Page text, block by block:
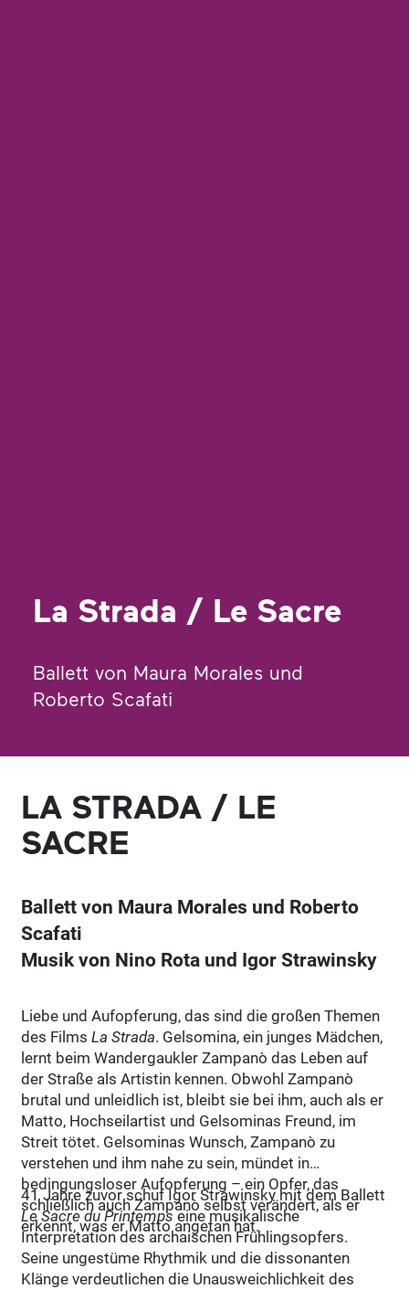
La Strada / Le Sacre
Ballett von Maura Morales und
Roberto Scafati
LA STRADA / LE
SACRE
Ballett von Maura Morales und Roberto
Scafati
Musik von Nino Rota und Igor Strawinsky
Liebe und Aufopferung, das sind die großen Themen
des FilmsLa Strada. Gelsomina, ein junges Mädchen,
lernt beim Wandergaukler Zampanò das Leben auf
der Straße als Artistin kennen. Obwohl Zampanò
brutal und unleidlich ist, bleibt sie bei ihm, auch als er
Matto, Hochseilartist und Gelsominas Freund, im
Streit tötet. Gelsominas Wunsch, Zampanò zu
verstehen und ihm nahe zu sein, mündet in
bedingungsloser Aufopferung – ein Opfer, das
schließlich auch Zampanò selbst verändert, als er
erkennt, was er Matto angetan hat.
41 Jahre zuvor schuf Igor Strawinsky mit dem Ballett
Le Sacre du Printempseine musikalische
Interpretation des archa­ischen Frühlingsopfers.
Seine ungestüme Rhythmik und die dissonanten
Klänge verdeutlichen die Unausweichlichkeit des